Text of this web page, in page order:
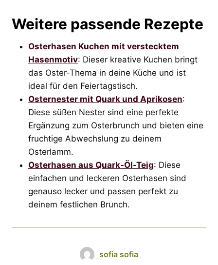
Weitere passende Rezepte
Osterhasen Kuchen mit verstecktem
Hasenmotiv: Dieser kreative Kuchen bringt
das Oster-Thema in deine Küche und ist
ideal für den Feiertagstisch.
Osternester mit Quark und Aprikosen:
Diese süßen Nester sind eine perfekte
Ergänzung zum Osterbrunch und bieten eine
fruchtige Abwechslung zu deinem
Osterlamm.
Osterhasen aus Quark-Öl-Teig: Diese
einfachen und leckeren Osterhasen sind
genauso lecker und passen perfekt zu
deinem festlichen Brunch.
sofia sofia